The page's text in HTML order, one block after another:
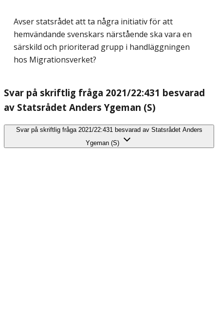
Avser statsrådet att ta några initiativ för att
hemvändande svenskars närstående ska vara en
särskild och prioriterad grupp i handläggningen
hos Migrationsverket?
Svar på skriftlig fråga 2021/22:431 besvarad
av Statsrådet Anders Ygeman (S)
Svar på skriftlig fråga 2021/22:431 besvarad av Statsrådet Anders
Ygeman (S)